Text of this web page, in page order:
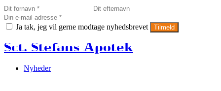
Ja tak, jeg vil gerne modtage nyhedsbrevet Tilmeld
Sct. Stefans Apotek
Nyheder